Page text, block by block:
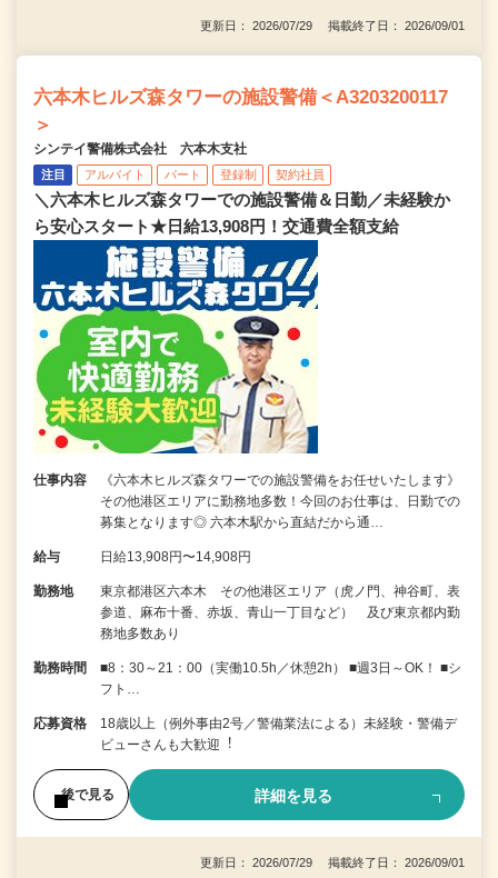
更新日： 2026/07/29 掲載終了日： 2026/09/01
六本木ヒルズ森タワーの施設警備＜A3203200117
＞
シンテイ警備株式会社 六本木支社
注目 アルバイト パート 登録制 契約社員
＼六本木ヒルズ森タワーでの施設警備＆日勤／未経験か
ら安心スタート★日給13,908円！交通費全額支給
仕事内容
《六本木ヒルズ森タワーでの施設警備をお任せいたします》
その他港区エリアに勤務地多数！今回のお仕事は、日勤での
募集となります◎ 六本木駅から直結だから通…
給与 日給13,908円〜14,908円
勤務地
東京都港区六本木 その他港区エリア（虎ノ門、神谷町、表
参道、麻布十番、赤坂、青山一丁目など） 及び東京都内勤
務地多数あり
勤務時間
■8：30～21：00（実働10.5h／休憩2h） ■週3日～OK！ ■シ
フト…
応募資格
18歳以上（例外事由2号／警備業法による）未経験・警備デ
ビューさんも⼤歓迎︕
後で見る 詳細を見る
更新日： 2026/07/29 掲載終了日： 2026/09/01